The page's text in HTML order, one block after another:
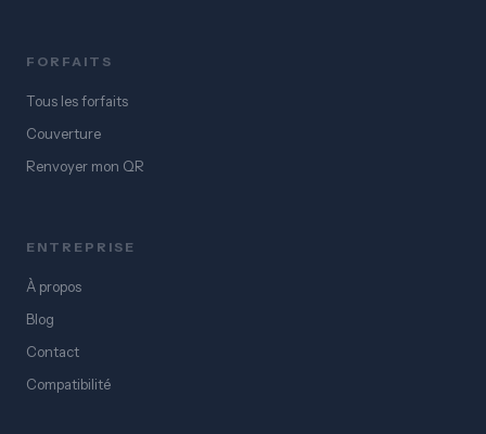
FORFAITS
Tous les forfaits
Couverture
Renvoyer mon QR
ENTREPRISE
À propos
Blog
Contact
Compatibilité